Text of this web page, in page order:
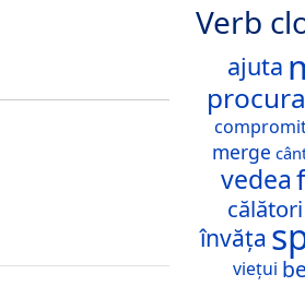
Verb
ajuta
procura
merge
vedea
călători
învăța
viețui